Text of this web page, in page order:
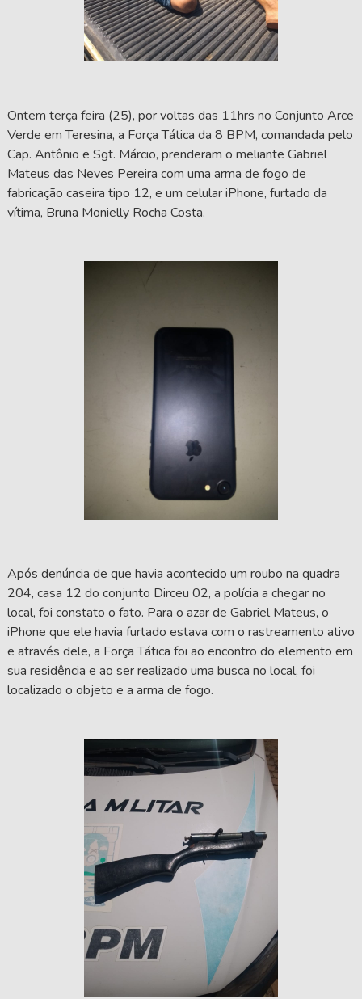
Ontem terça feira (25), por voltas das 11hrs no Conjunto Arce
Verde em Teresina, a Força Tática da 8 BPM, comandada pelo
Cap. Antônio e Sgt. Márcio, prenderam o meliante Gabriel
Mateus das Neves Pereira com uma arma de fogo de
fabricação caseira tipo 12, e um celular iPhone, furtado da
vítima, Bruna Monielly Rocha Costa.
Após denúncia de que havia acontecido um roubo na quadra
204, casa 12 do conjunto Dirceu 02, a polícia a chegar no
local, foi constato o fato. Para o azar de Gabriel Mateus, o
iPhone que ele havia furtado estava com o rastreamento ativo
e através dele, a Força Tática foi ao encontro do elemento em
sua residência e ao ser realizado uma busca no local, foi
localizado o objeto e a arma de fogo.